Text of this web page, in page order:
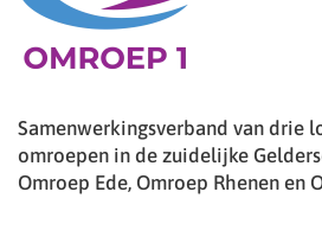
Samenwerkingsverband van drie
omroepen in de zuidelijke
Omroep Ede, Omroep Rhenen en